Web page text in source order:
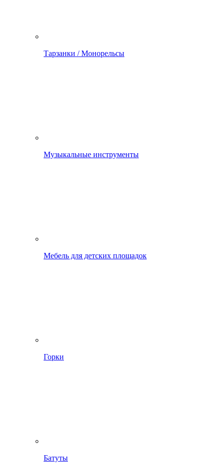
Тарзанки / Монорельсы
Музыкальные инструменты
Мебель для детских площадок
Горки
Батуты